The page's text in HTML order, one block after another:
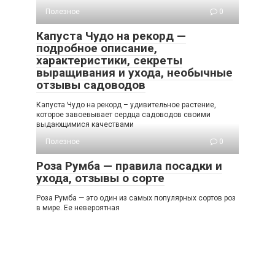
Полезное
0
Капуста Чудо на рекорд —
подробное описание,
характеристики, секреты
выращивания и ухода, необычные
отзывы садоводов
Капуста Чудо на рекорд – удивительное растение,
которое завоевывает сердца садоводов своими
выдающимися качествами
Полезное
0
Роза Румба — правила посадки и
ухода, отзывы о сорте
Роза Румба — это один из самых популярных сортов роз
в мире. Ее невероятная